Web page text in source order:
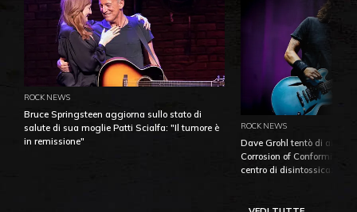
ROCK NEWS
Bruce Springsteen aggiorna sullo stato di
salute di sua moglie Patti Scialfa: "Il tumore è
in remissione"
ROCK NEWS
Dave Grohl tentò di
Corrosion of Conformity
centro di